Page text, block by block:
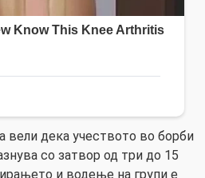
вели дека учеството во борби
со затвор од три до 15
и водење на групи е